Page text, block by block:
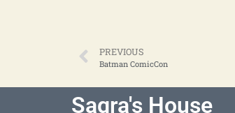
PREVIOUS
Batman ComicCon
Sagra's House